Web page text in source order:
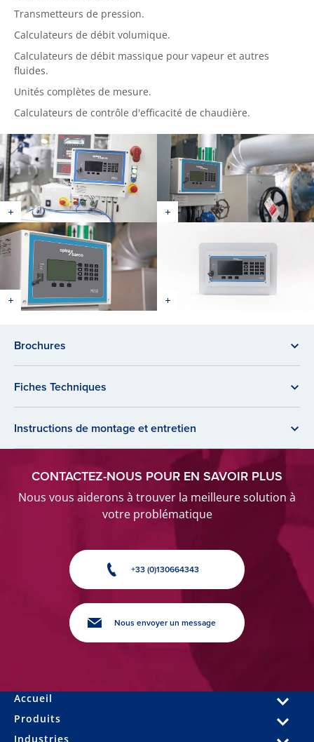
Transmetteurs de pression.
Calculateurs de débit volumique.
Calculateurs de débit massique pour vapeur et autres
fluides.
Unités complètes de mesure.
Calculateurs de contrôle d'efficacité de chaudière.
Brochures
Fiches Techniques
Instructions de montage et entretien
CONTACTEZ-NOUS POUR EN SAVOIR PLUS
Nous vous aiderons à trouver la meilleure solution à
votre problématique
+33 (0)130664343
Nous envoyer un message
Accueil
Produits
Industries